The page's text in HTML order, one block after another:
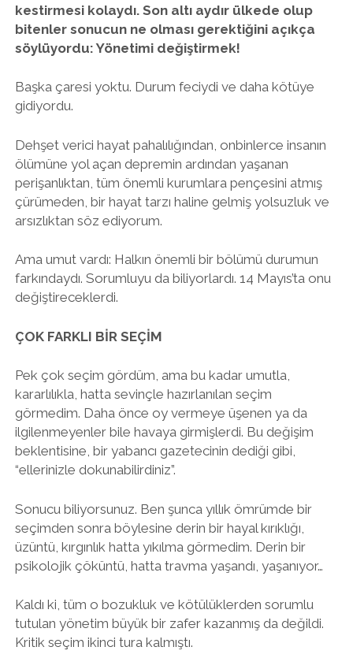
kestirmesi kolaydı. Son altı aydır ülkede olup
bitenler sonucun ne olması gerektiğini açıkça
söylüyordu: Yönetimi değiştirmek!
Başka çaresi yoktu. Durum feciydi ve daha kötüye
gidiyordu.
Dehşet verici hayat pahalılığından, onbinlerce insanın
ölümüne yol açan depremin ardından yaşanan
perişanlıktan, tüm önemli kurumlara pençesini atmış
çürümeden, bir hayat tarzı haline gelmiş yolsuzluk ve
arsızlıktan söz ediyorum.
Ama umut vardı: Halkın önemli bir bölümü durumun
farkındaydı. Sorumluyu da biliyorlardı. 14 Mayıs’ta onu
değiştireceklerdi.
ÇOK FARKLI BİR SEÇİM
Pek çok seçim gördüm, ama bu kadar umutla,
kararlılıkla, hatta sevinçle hazırlanılan seçim
görmedim. Daha önce oy vermeye üşenen ya da
ilgilenmeyenler bile havaya girmişlerdi. Bu değişim
beklentisine, bir yabancı gazetecinin dediği gibi,
“ellerinizle dokunabilirdiniz”.
Sonucu biliyorsunuz. Ben şunca yıllık ömrümde bir
seçimden sonra böylesine derin bir hayal kırıklığı,
üzüntü, kırgınlık hatta yıkılma görmedim. Derin bir
psikolojik çöküntü, hatta travma yaşandı, yaşanıyor…
Kaldı ki, tüm o bozukluk ve kötülüklerden sorumlu
tutulan yönetim büyük bir zafer kazanmış da değildi.
Kritik seçim ikinci tura kalmıştı.